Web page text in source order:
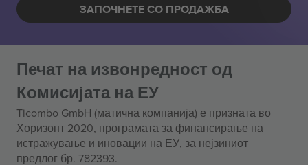
ЗАПОЧНЕТЕ СО ПРОДАЖБА
Печат на извонредност од
Комисијата на ЕУ
Ticombo GmbH (матична компанија) е призната во
Хоризонт 2020, програмата за финансирање на
истражување и иновации на ЕУ, за нејзиниот
предлог бр. 782393.